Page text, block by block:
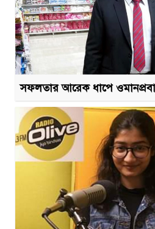
সফলতার আরেক ধাপে